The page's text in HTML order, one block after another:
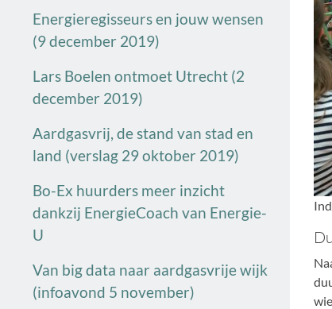
Energieregisseurs en jouw wensen
(9 december 2019)
Lars Boelen ontmoet Utrecht (2
december 2019)
Aardgasvrij, de stand van stad en
land (verslag 29 oktober 2019)
Bo-Ex huurders meer inzicht
dankzij EnergieCoach van Energie-
U
Van big data naar aardgasvrije wijk
(infoavond 5 november)